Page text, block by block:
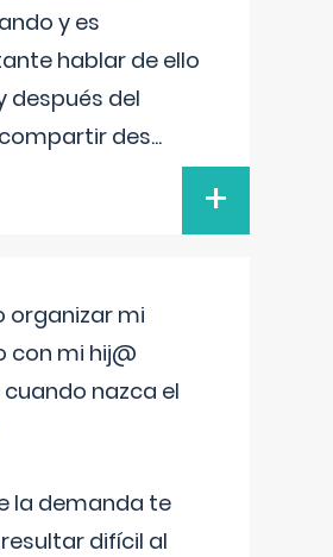
y es
hablar de ello
después del
des...
+
organizar mi
con mi hij@
nazca el
la demanda te
difícil al